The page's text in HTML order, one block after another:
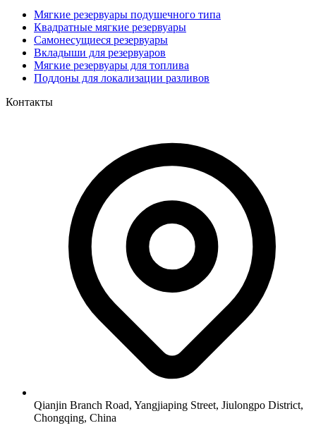
Мягкие резервуары подушечного типа
Квадратные мягкие резервуары
Самонесущиеся резервуары
Вкладыши для резервуаров
Мягкие резервуары для топлива
Поддоны для локализации разливов
Контакты
Qianjin Branch Road, Yangjiaping Street, Jiulongpo District,
Chongqing, China